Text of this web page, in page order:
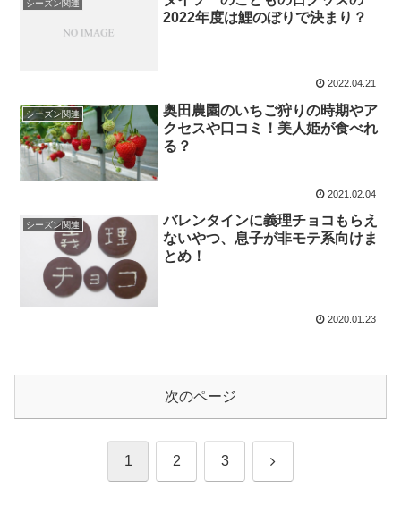
シーズン関連
2022年度は鯉のぼりで決まり？
2022.04.21
シーズン関連
奥田農園のいちご狩りの時期やア
クセスや口コミ！美人姫が食べれ
る？
2021.02.04
シーズン関連
バレンタインに義理チョコもらえ
ないやつ、息子が非モテ系向けま
とめ！
2020.01.23
次のページ
1 2 3 次